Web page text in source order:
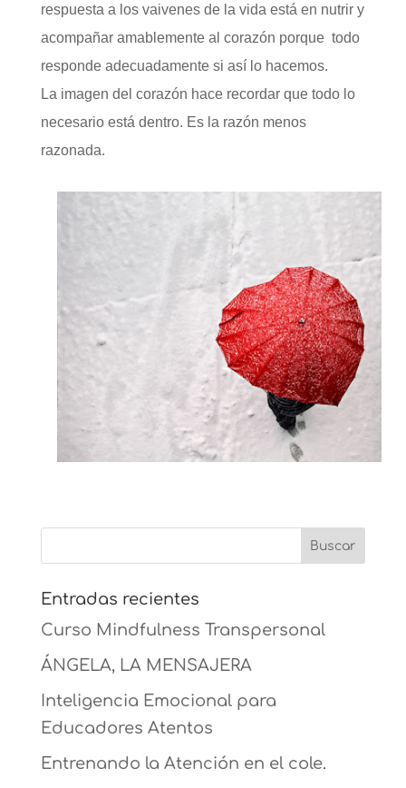
respuesta a los vaivenes de la vida está en nutrir y
acompañar amablemente al corazón porque todo
responde adecuadamente si así lo hacemos.
La imagen del corazón hace recordar que todo lo
necesario está dentro. Es la razón menos
razonada.
Entradas recientes
Curso Mindfulness Transpersonal
ÁNGELA, LA MENSAJERA
Inteligencia Emocional para
Educadores Atentos
Entrenando la Atención en el cole.